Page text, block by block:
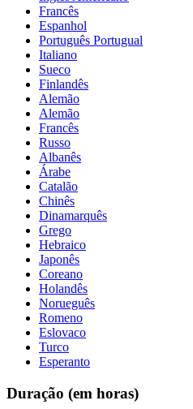
Francês
Espanhol
Português Portugual
Italiano
Sueco
Finlandês
Alemão
Alemão
Francês
Russo
Albanês
Árabe
Catalão
Chinês
Dinamarquês
Grego
Hebraico
Japonês
Coreano
Holandês
Norueguês
Romeno
Eslovaco
Turco
Esperanto
Duração (em horas)